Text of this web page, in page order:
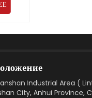
Industrial Area (
City, Anhui Province,